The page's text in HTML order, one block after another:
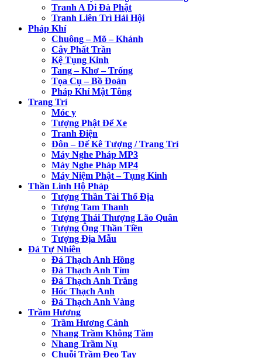
Tranh A Di Đà Phật
Tranh Liên Trì Hải Hội
Pháp Khí
Chuông – Mõ – Khánh
Cây Phất Trần
Kệ Tụng Kinh
Tang – Khơ – Trống
Tọa Cụ – Bồ Đoàn
Pháp Khí Mật Tông
Trang Trí
Móc y
Tượng Phật Để Xe
Tranh Điện
Đôn – Đế Kê Tượng / Trang Trí
Máy Nghe Pháp MP3
Máy Nghe Pháp MP4
Máy Niệm Phật – Tụng Kinh
Thần Linh Hộ Pháp
Tượng Thần Tài Thổ Địa
Tượng Tam Thanh
Tượng Thái Thượng Lão Quân
Tượng Ông Thần Tiền
Tượng Địa Mẫu
Đá Tự Nhiên
Đá Thạch Anh Hồng
Đá Thạch Anh Tím
Đá Thạch Anh Trắng
Hốc Thạch Anh
Đá Thạch Anh Vàng
Trầm Hương
Trầm Hương Cảnh
Nhang Trầm Không Tăm
Nhang Trầm Nụ
Chuỗi Trầm Đeo Tay